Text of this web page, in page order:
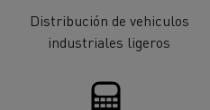
Distribución de vehiculos
industriales ligeros